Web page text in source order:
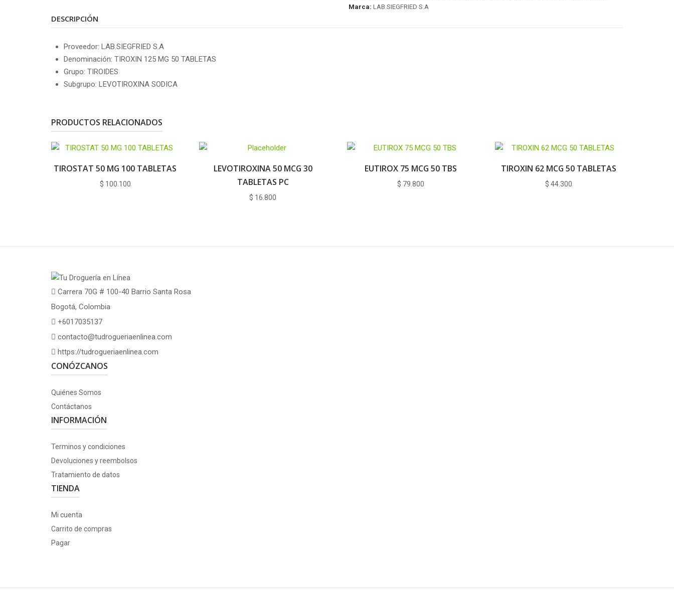
Marca: LAB.SIEGFRIED S.A
DESCRIPCIÓN
Proveedor: LAB.SIEGFRIED S.A
Denominación: TIROXIN 125 MG 50 TABLETAS
Grupo: TIROIDES
Subgrupo: LEVOTIROXINA SODICA
PRODUCTOS RELACIONADOS
TIROSTAT 50 MG 100 TABLETAS
$ 100.100
LEVOTIROXINA 50 MCG 30
TABLETAS PC
$ 16.800
EUTIROX 75 MCG 50 TBS
$ 79.800
TIROXIN 62 MCG 50 TABLETAS
$ 44.300
Carrera 70G # 100-40 Barrio Santa Rosa
Bogotá, Colombia
+6017035137
contacto@tudrogueriaenlinea.com
https://tudrogueriaenlinea.com
CONÓZCANOS
Quiénes Somos
Contáctanos
INFORMACIÓN
Terminos y condiciones
Devoluciones y reembolsos
Tratamiento de datos
TIENDA
Mi cuenta
Carrito de compras
Pagar